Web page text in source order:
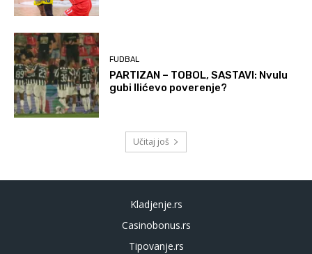
FUDBAL
PARTIZAN – TOBOL, SASTAVI: Nvulu
gubi Ilićevo poverenje?
Učitaj još
Kladjenje.rs
Casinobonus.rs
Tipovanje.rs